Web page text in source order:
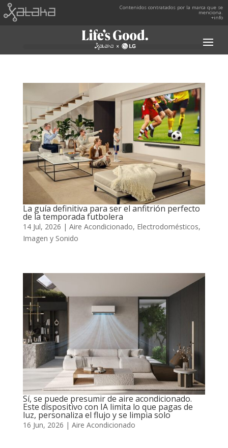
Contenidos contratados por la marca que se
menciona.
+info
La guía definitiva para ser el anfitrión perfecto
de la temporada futbolera
14 Jul, 2026 | Aire Acondicionado, Electrodomésticos,
Imagen y Sonido
Sí, se puede presumir de aire acondicionado.
Este dispositivo con IA limita lo que pagas de
luz, personaliza el flujo y se limpia solo
16 Jun, 2026 | Aire Acondicionado